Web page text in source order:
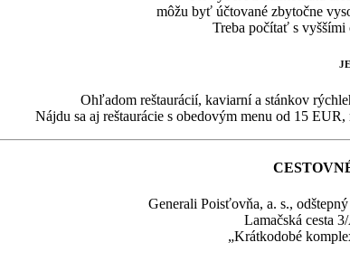
môžu byť účtované zbytočne
Treba počítať s vyššími
Ohľadom reštaurácií, kaviarní a stánkov
Nájdu sa aj reštaurácie s obedovým menu od 15
Generali Poisťovňa, a. s.,
Lamačská cesta
„Krátkodobé